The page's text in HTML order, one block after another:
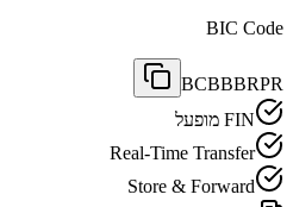
BIC Code
BCBBBRPR
FIN מופעל
Real-Time Transfer
Store & Forward